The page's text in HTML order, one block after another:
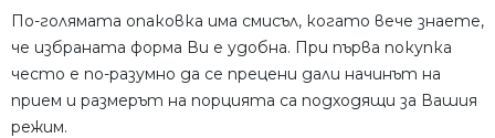
По-голямата опаковка има смисъл, когато вече знаете,
че избраната форма Ви е удобна. При първа покупка
често е по-разумно да се прецени дали начинът на
прием и размерът на порцията са подходящи за Вашия
режим.